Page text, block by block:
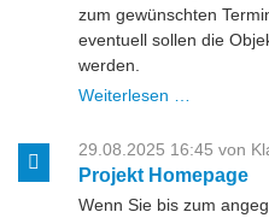
zum gewünschten
eventuell sollen die
werden.
Weiterlesen …
29.08.2025 16:45 von
Projekt Homepage
Wenn Sie bis zum